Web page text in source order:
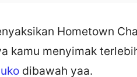
Hometown
kamu menyimak
dibawah yaa.